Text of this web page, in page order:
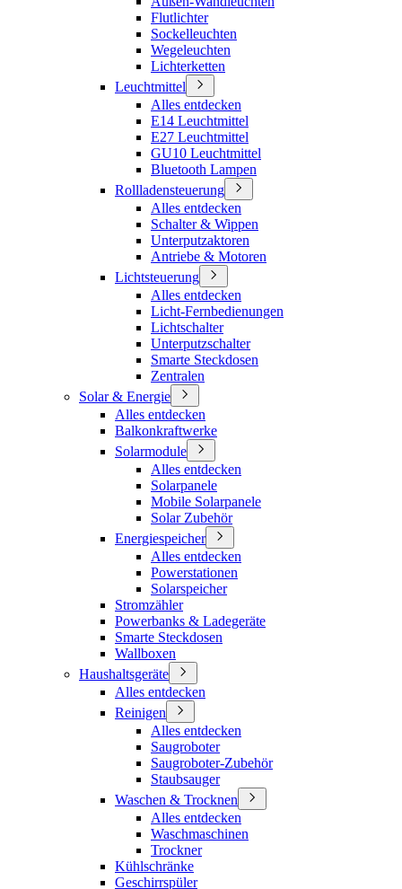
Flutlichter
Sockelleuchten
Wegeleuchten
Lichterketten
Leuchtmittel
Alles entdecken
E14 Leuchtmittel
E27 Leuchtmittel
GU10 Leuchtmittel
Bluetooth Lampen
Rollladensteuerung
Alles entdecken
Schalter & Wippen
Unterputzaktoren
Antriebe & Motoren
Lichtsteuerung
Alles entdecken
Licht-Fernbedienungen
Lichtschalter
Unterputzschalter
Smarte Steckdosen
Zentralen
Solar & Energie
Alles entdecken
Balkonkraftwerke
Solarmodule
Alles entdecken
Solarpanele
Mobile Solarpanele
Solar Zubehör
Energiespeicher
Alles entdecken
Powerstationen
Solarspeicher
Stromzähler
Powerbanks & Ladegeräte
Smarte Steckdosen
Wallboxen
Haushaltsgeräte
Alles entdecken
Reinigen
Alles entdecken
Saugroboter
Saugroboter-Zubehör
Staubsauger
Waschen & Trocknen
Alles entdecken
Waschmaschinen
Trockner
Kühlschränke
Geschirrspüler